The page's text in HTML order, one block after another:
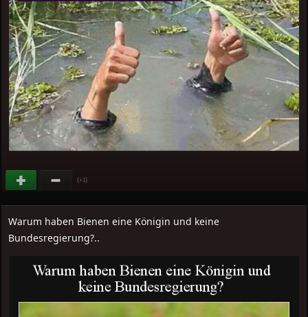
(+1)
Warum haben Bienen eine Königin und keine
Bundesregierung?..